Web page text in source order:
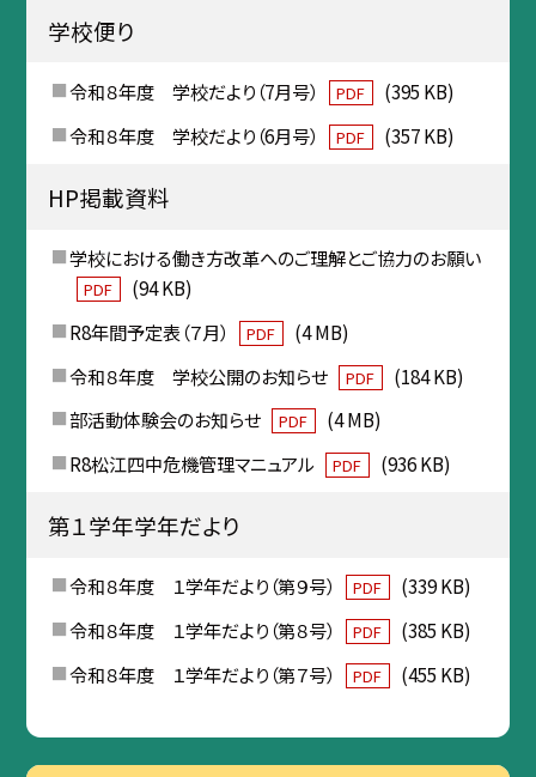
学校便り
令和８年度 学校だより（7月号） PDF
(395 KB)
令和８年度 学校だより（6月号）
PDF (357 KB)
HP掲載資料
学校における働き方改革へのご理解とご協力のお願い
PDF
(94 KB)
R8年間予定表（７月）
PDF
(4 MB)
令和８年度 学校公開のお知らせ
PDF
(184 KB)
部活動体験会のお知らせ
PDF
(4 MB)
R8松江四中危機管理マニュアル
PDF (936 KB)
第１学年学年だより
令和８年度 １学年だより（第９号） PDF
(339 KB)
令和８年度 １学年だより（第８号）
PDF
(385 KB)
令和８年度 １学年だより（第７号）
PDF (455 KB)